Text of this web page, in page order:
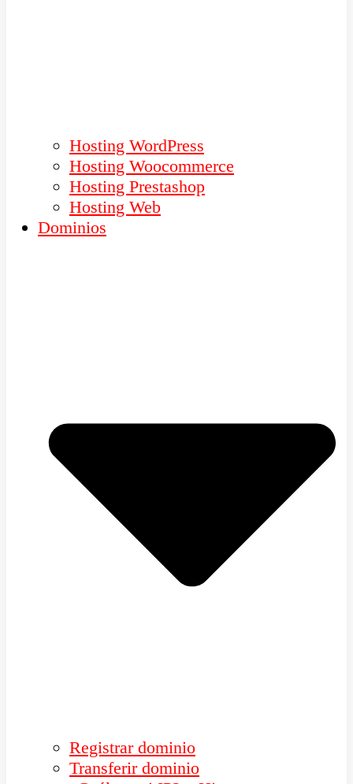
Hosting WordPress
Hosting Woocommerce
Hosting Prestashop
Hosting Web
Dominios
Registrar dominio
Transferir dominio